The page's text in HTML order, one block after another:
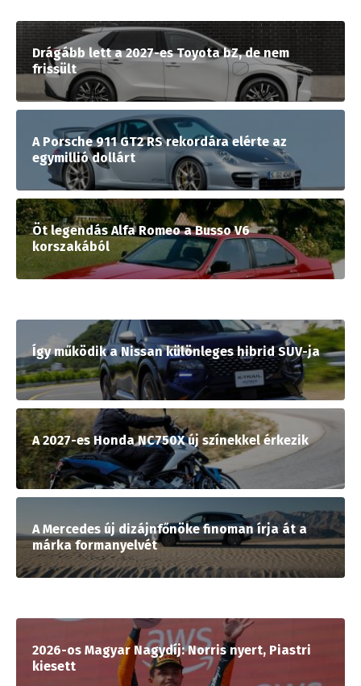
Drágább lett a 2027-es Toyota bZ, de nem
frissült
A Porsche 911 GT2 RS rekordára elérte az
egymillió dollárt
Öt legendás Alfa Romeo a Busso V6
korszakából
Így működik a Nissan különleges hibrid SUV-ja
A 2027-es Honda NC750X új színekkel érkezik
A Mercedes új dizájnfőnöke finoman írja át a
márka formanyelvét
2026-os Magyar Nagydíj: Norris nyert, Piastri
kiesett